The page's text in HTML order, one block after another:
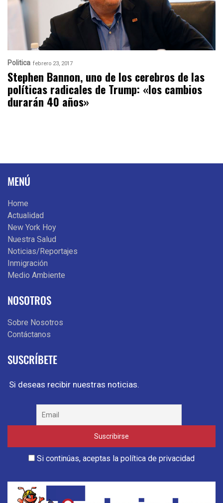
Politica febrero 23, 2017
Stephen Bannon, uno de los cerebros de las
políticas radicales de Trump: «los cambios
durarán 40 años»
MENÚ
Home
Actualidad
New York Hoy
Nuestra Salud
Noticias/Reportajes
Inmigración
Medio Ambiente
NOSOTROS
Sobre Nosotros
Contáctanos
SUSCRÍBETE
Si deseas recibir nuestras noticias.
Si continúas, aceptas la política de privacidad